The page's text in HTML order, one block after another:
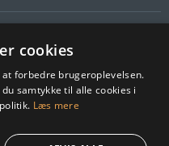
cookies
forbedre brugeroplevelsen.
samtykke til alle cookies i
Læs mere